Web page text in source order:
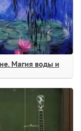
Магия воды и